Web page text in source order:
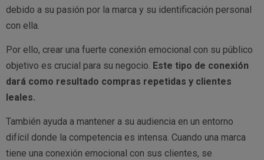
debido a su pasión por la marca y su identificación personal
con ella.
Por ello, crear una fuerte conexión emocional con su público
objetivo es crucial para su negocio. Este tipo de conexión
dará como resultado compras repetidas y clientes
leales.
También ayuda a mantener a su audiencia en un entorno
difícil donde la competencia es intensa. Cuando una marca
tiene una conexión emocional con sus clientes, se